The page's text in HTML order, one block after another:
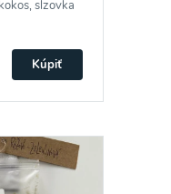
slzovka
Kúpiť